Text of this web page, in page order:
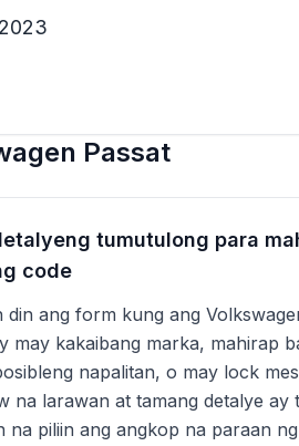
Passat
tumutulong para
code
din ang form kung ang
may kakaibang marka, mahirap
napalitan, o may lock
na larawan at tamang detalye ay
na piliin ang angkop na paraan ng